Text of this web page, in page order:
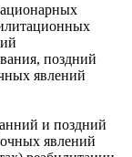
поздний
явлений
и поздний
явлений